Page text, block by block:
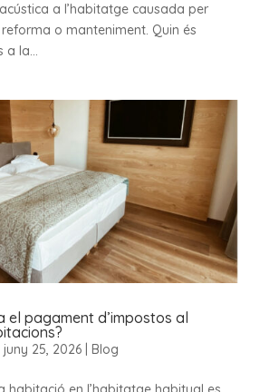
a l’habitatge causada per
o manteniment. Quin és
a la...
el pagament d’impostos al
juny 25, 2026| Blog